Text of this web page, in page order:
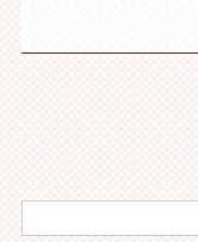
検
索: